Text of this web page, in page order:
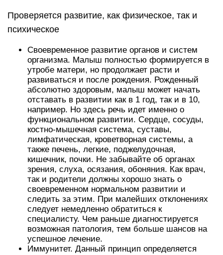
Проверяется развитие, как физическое, так и
психическое
Своевременное развитие органов и систем
организма. Малыш полностью формируется в
утробе матери, но продолжает расти и
развиваться и после рождения. Рожденный
абсолютно здоровым, малыш может начать
отставать в развитии как в 1 год, так и в 10,
например. Но здесь речь идет именно о
функциональном развитии. Сердце, сосуды,
костно-мышечная система, суставы,
лимфатическая, кроветворная системы, а
также печень, легкие, поджелудочная,
кишечник, почки. Не забывайте об органах
зрения, слуха, осязания, обоняния. Как врач,
так и родители должны хорошо знать о
своевременном нормальном развитии и
следить за этим. При малейших отклонениях
следует немедленно обратиться к
специалисту. Чем раньше диагностируется
возможная патология, тем больше шансов на
успешное лечение.
Иммунитет. Данный принцип определяется